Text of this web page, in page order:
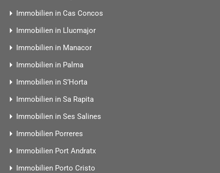
Immobilien in Cas Concos
Immobilien in Llucmajor
Immobilien in Manacor
Immobilien in Palma
Immobilien in S’Horta
Immobilien in Sa Rapita
Immobilien in Ses Salines
Immobilien Porreres
Immobilien Port Andratx
Immobilien Porto Cristo